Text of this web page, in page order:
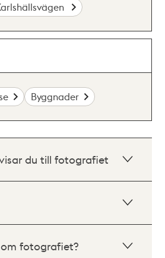
Byggnader
du till fotografiet
fotografiet?